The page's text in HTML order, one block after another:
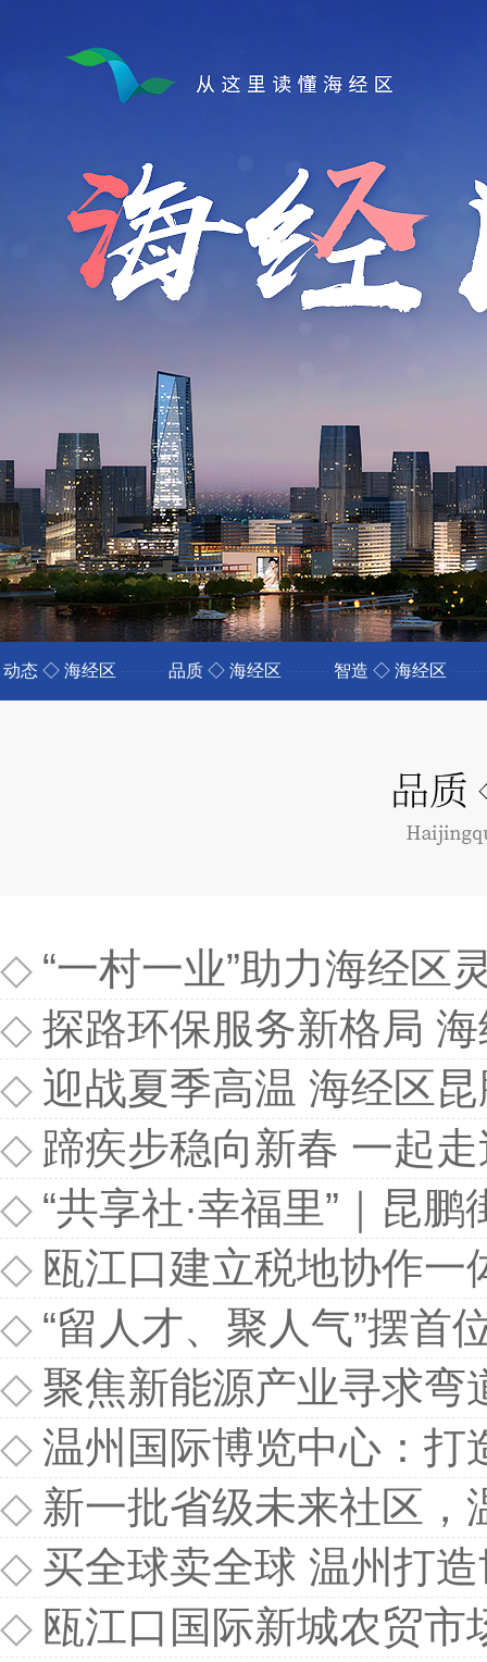
动态 ◇ 海经区 品质 ◇ 海经区 智造 ◇ 海经区
◇ “一村一业”助力海经区灵
◇ 探路环保服务新格局
◇ 迎战夏季高温 海经区昆
◇ 蹄疾步稳向新春 一起
◇ “共享社·幸福里”｜昆
◇ 瓯江口建立税地协作一
◇ “留人才、聚人气”摆首位
◇ 聚焦新能源产业寻求弯道
◇ 温州国际博览中心：打造
◇ 新一批省级未来社区，
◇ 买全球卖全球 温州打
◇ 瓯江口国际新城农贸市场预